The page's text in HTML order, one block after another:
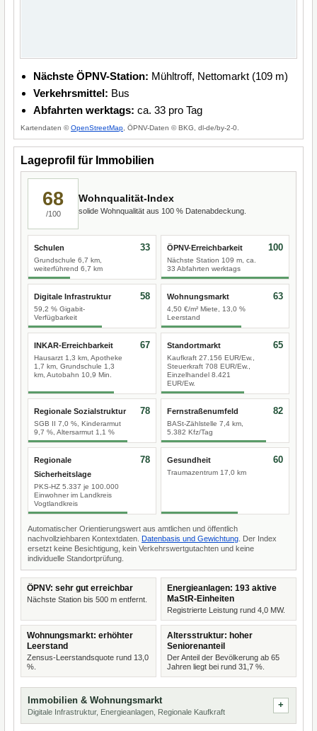
Nächste ÖPNV-Station: Mühltroff, Nettomarkt (109 m)
Verkehrsmittel: Bus
Abfahrten werktags: ca. 33 pro Tag
Kartendaten ©OpenStreetMap , ÖPNV-Daten © BKG, dl-de/by-2-0.
Lageprofil für Immobilien
68
/100
Wohnqualität-Index
solide Wohnqualität aus 100 % Datenabdeckung.
Schulen
Grundschule 6,7 km,
weiterführend 6,7 km
33 ÖPNV-Erreichbarkeit
Nächste Station 109 m, ca.
33 Abfahrten werktags
100
Digitale Infrastruktur
59,2 % Gigabit-
Verfügbarkeit
58 Wohnungsmarkt
4,50 €/m² Miete, 13,0 %
Leerstand
63
INKAR-Erreichbarkeit
Hausarzt 1,3 km, Apotheke
1,7 km, Grundschule 1,3
km, Autobahn 10,9 Min.
67 Standortmarkt
Kaufkraft 27.156 EUR/Ew.,
Steuerkraft 708 EUR/Ew.,
Einzelhandel 8.421
EUR/Ew.
65
Regionale Sozialstruktur
SGB II 7,0 %, Kinderarmut
9,7 %, Altersarmut 1,1 %
78 Fernstraßenumfeld
BASt-Zählstelle 7,4 km,
5.382 Kfz/Tag
82
Regionale
Sicherheitslage
PKS-HZ 5.337 je 100.000
Einwohner im Landkreis
Vogtlandkreis
78 Gesundheit
Traumazentrum 17,0 km
60
Automatischer Orientierungswert aus amtlichen und öffentlich
nachvollziehbaren Kontextdaten. Datenbasis und Gewichtung . Der Index
ersetzt keine Besichtigung, kein Verkehrswertgutachten und keine
individuelle Standortprüfung.
ÖPNV: sehr gut erreichbar
Nächste Station bis 500 m entfernt.
Energieanlagen: 193 aktive
MaStR-Einheiten
Registrierte Leistung rund 4,0 MW.
Wohnungsmarkt: erhöhter
Leerstand
Zensus-Leerstandsquote rund 13,0
%.
Altersstruktur: hoher
Seniorenanteil
Der Anteil der Bevölkerung ab 65
Jahren liegt bei rund 31,7 %.
Immobilien & Wohnungsmarkt
Digitale Infrastruktur, Energieanlagen, Regionale Kaufkraft